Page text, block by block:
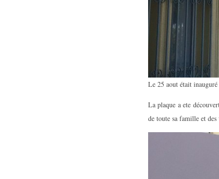
Le 25 aout était
La plaque a ete
de toute sa famille et